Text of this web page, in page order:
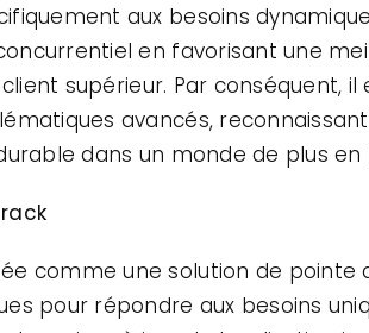
aux besoins
en favorisant une
supérieur. Par conséquent,
avancés,
dans un monde de plus
comme une solution de
pour répondre aux besoins